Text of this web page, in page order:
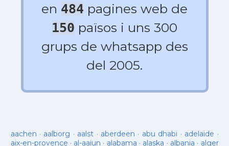
en 484 pagines web de
150 països i uns 300
grups de whatsapp des
del 2005.
aachen · aalborg · aalst · aberdeen · abu dhabi · adelaide ·
aix-en-provence · al-aaiun · alabama · alaska · albania · alger